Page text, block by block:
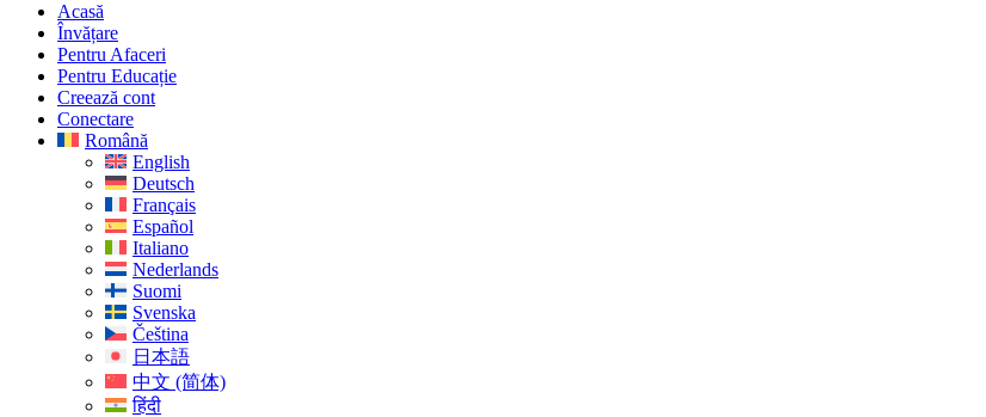
Acasă
Învățare
Pentru Afaceri
Pentru Educație
Creează cont
Conectare
Română
English
Deutsch
Français
Español
Italiano
Nederlands
Suomi
Svenska
Čeština
日本語
中文 (简体)
हिंदी